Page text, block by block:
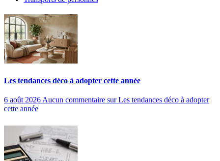
Les tendances déco à adopter cette année
6 août 2026 Aucun commentaire sur Les tendances déco à adopter
cette année